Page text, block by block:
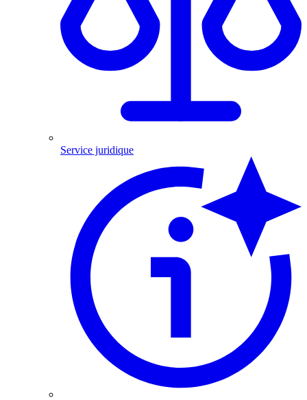
Service juridique